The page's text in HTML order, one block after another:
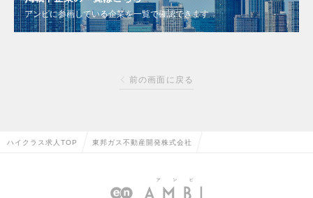
アンビに参画している企業を一覧で確認できます
前の画面に戻る
ハイクラス求人TOP 東邦ガス不動産開発株式会社